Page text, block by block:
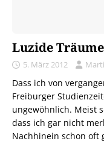
Luzide
5. März 2012
Dass ich von
Freiburger
ungewöhnlich. Meist
dass ich gar nicht
Nachhinein schon oft